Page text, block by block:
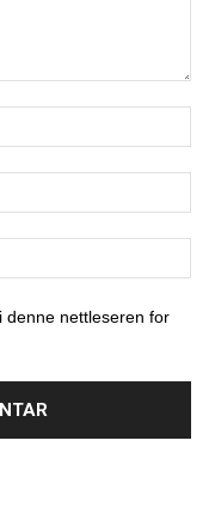
denne nettleseren for